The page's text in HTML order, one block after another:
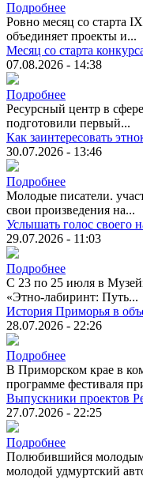
Подробнее
Ровно месяц со старта
объединяет проекты и...
Месяц со старта
07.08.2026 - 14:38
Подробнее
Ресурсный центр в
подготовили первый...
Как заинтересовать
30.07.2026 - 13:46
Подробнее
Молодые писатели.
свои произведения на...
Услышать голос своего
29.07.2026 - 11:03
Подробнее
С 23 по 25 июля в
«Этно-лабиринт: Путь...
История Приморья в
28.07.2026 - 22:26
Подробнее
В Приморском крае в
программе фестиваля
Выпускники проектов
27.07.2026 - 22:25
Подробнее
Полюбившийся молодым
молодой удмуртский